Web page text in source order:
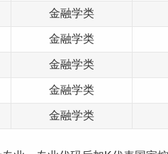
金融学类
金融学类
金融学类
金融学类
金融学类